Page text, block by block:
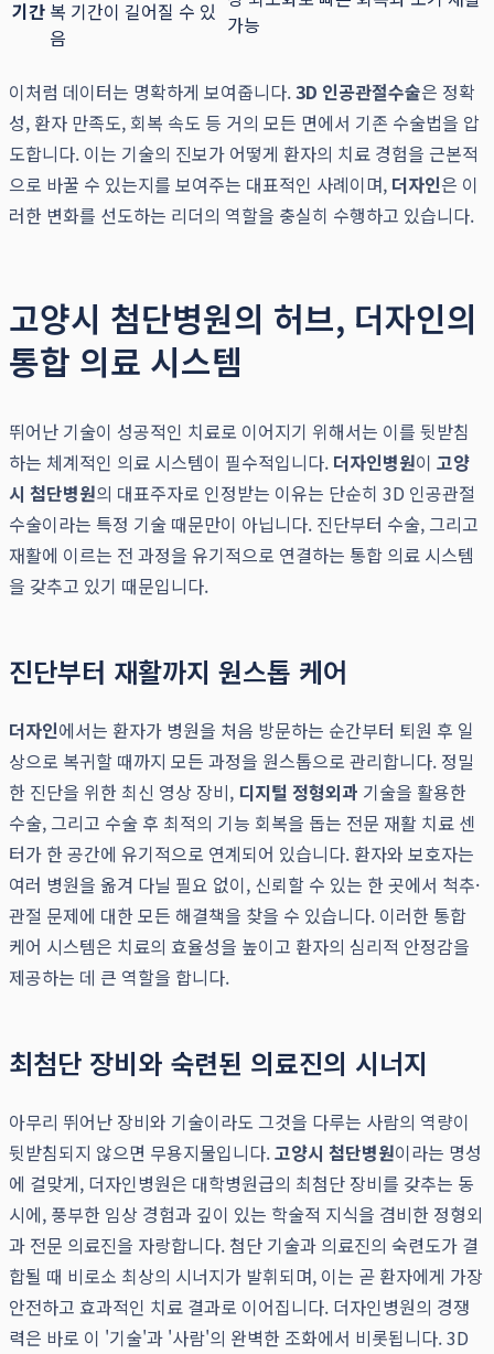
기간 복 기간이 길어질 수 있
음
가능
이처럼 데이터는 명확하게 보여줍니다.3D 인공관절수술은 정확
성, 환자 만족도, 회복 속도 등 거의 모든 면에서 기존 수술법을 압
도합니다. 이는 기술의 진보가 어떻게 환자의 치료 경험을 근본적
으로 바꿀 수 있는지를 보여주는 대표적인 사례이며, 더자인은 이
러한 변화를 선도하는 리더의 역할을 충실히 수행하고 있습니다.
고양시 첨단병원의 허브, 더자인의
통합 의료 시스템
뛰어난 기술이 성공적인 치료로 이어지기 위해서는 이를 뒷받침
하는 체계적인 의료 시스템이 필수적입니다. 더자인병원이 고양
시 첨단병원의 대표주자로 인정받는 이유는 단순히 3D 인공관절
수술이라는 특정 기술 때문만이 아닙니다. 진단부터 수술, 그리고
재활에 이르는 전 과정을 유기적으로 연결하는 통합 의료 시스템
을 갖추고 있기 때문입니다.
진단부터 재활까지 원스톱 케어
더자인에서는 환자가 병원을 처음 방문하는 순간부터 퇴원 후 일
상으로 복귀할 때까지 모든 과정을 원스톱으로 관리합니다. 정밀
한 진단을 위한 최신 영상 장비, 디지털 정형외과 기술을 활용한
수술, 그리고 수술 후 최적의 기능 회복을 돕는 전문 재활 치료 센
터가 한 공간에 유기적으로 연계되어 있습니다. 환자와 보호자는
여러 병원을 옮겨 다닐 필요 없이, 신뢰할 수 있는 한 곳에서 척추·
관절 문제에 대한 모든 해결책을 찾을 수 있습니다. 이러한 통합
케어 시스템은 치료의 효율성을 높이고 환자의 심리적 안정감을
제공하는 데 큰 역할을 합니다.
최첨단 장비와 숙련된 의료진의 시너지
아무리 뛰어난 장비와 기술이라도 그것을 다루는 사람의 역량이
뒷받침되지 않으면 무용지물입니다.고양시 첨단병원이라는 명성
에 걸맞게, 더자인병원은 대학병원급의 최첨단 장비를 갖추는 동
시에, 풍부한 임상 경험과 깊이 있는 학술적 지식을 겸비한 정형외
과 전문 의료진을 자랑합니다. 첨단 기술과 의료진의 숙련도가 결
합될 때 비로소 최상의 시너지가 발휘되며, 이는 곧 환자에게 가장
안전하고 효과적인 치료 결과로 이어집니다. 더자인병원의 경쟁
력은 바로 이 '기술'과 '사람'의 완벽한 조화에서 비롯됩니다. 3D